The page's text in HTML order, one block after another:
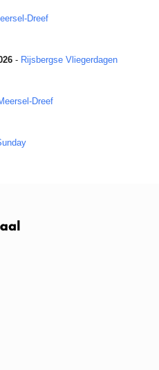
Dreef
- Rijsbergse Vliegerdagen
Dreef